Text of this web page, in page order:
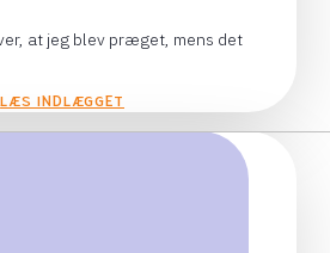
at jeg blev præget, mens det
LÆS INDLÆGGET